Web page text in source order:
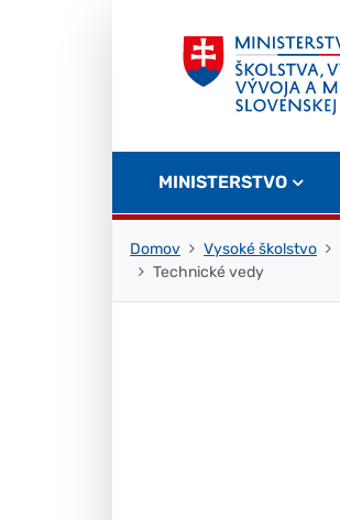
MINISTERSTVO
Domov Vysoké školstvo
Technické vedy